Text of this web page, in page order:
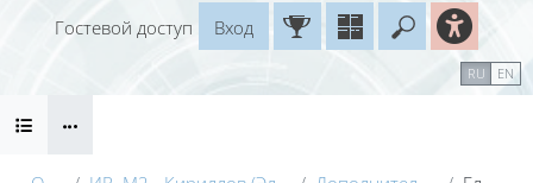
Введите
Гостевой доступ
Вход
RU EN
Блоки